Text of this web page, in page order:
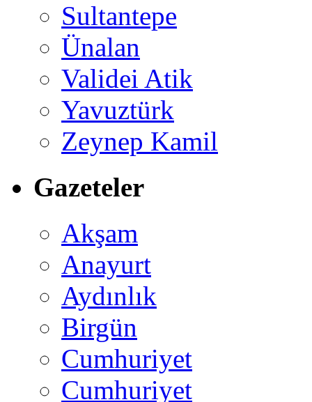
Sultantepe
Ünalan
Validei Atik
Yavuztürk
Zeynep Kamil
Gazeteler
Akşam
Anayurt
Aydınlık
Birgün
Cumhuriyet
Cumhuriyet